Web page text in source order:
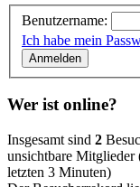
Benutzername:
Ich habe mein
Wer ist online?
Insgesamt sind 2
unsichtbare Mitglieder
letzten 3 Minuten)